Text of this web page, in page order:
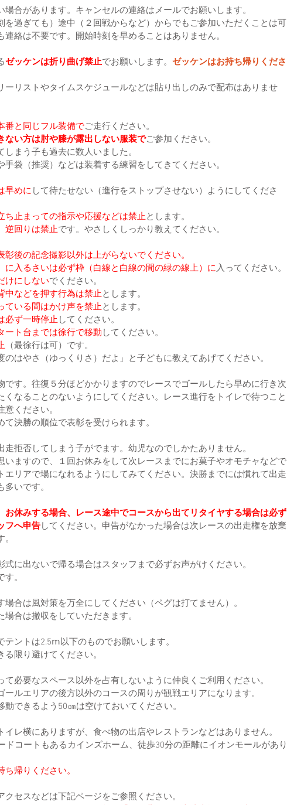
場合があります。キャンセルの連絡はメールでお願いします。
を過ぎても）途中（２回戦からなど）からでもご参加いただくことは可
連絡は不要です。開始時刻を早めることはありません。
ゼッケンは折り曲げ禁止でお願いします。 ゼッケンはお持ち帰りくださ
ーリストやタイムスケジュールなどは貼り出しのみで配布はありませ
番と同じフル装備でご走行ください。
ない方は肘や膝が露出しない服装でご参加ください。
まう子も過去に数人いました。
手袋（推奨）などは装着する練習をしてきてください。
早めに して待たせない（進行をストップさせない）ようにしてくださ
ち止まっての指示や応援などは禁止とします。
逆回りは禁止です。やさしくしっかり教えてください。
後の記念撮影以外は上がらないでください。
に入るさいは必ず枠（白線と白線の間の緑の線上）に入ってください。
けにしないでください。
中などを押す行為は禁止とします。
ている間はかけ声を禁止とします。
必ず一時停止してください。
ート台までは徐行で移動 してください。
（最徐行は可）です。
はやさ（ゆっくりさ）だよ」と子どもに教えてあげてください。
です。往復５分ほどかかりますのでレースでゴールしたら早めに行き次
くなることのないようにしてください。レース進行をトイレで待つこと
ください。
決勝の順位で表彰を受けられます。
走拒否してしまう子がでます。幼児なのでしかたありません。
いますので、１回お休みをして次レースまでにお菓子やオモチャなどで
エリアで場になれるようにしてみてください。決勝までには慣れて出走
いです。
お休みする場合、レース途中でコースから出てリタイヤする場合は必ず
フへ申告してください。申告がなかった場合は次レースの出走権を放棄
式に出ないで帰る場合はスタッフまで必ずお声がけください。
。
場合は風対策を万全にしてください（ペグは打てません）。
合は撤収をしていただきます。
ントは2.5ⅿ以下のものでお願いします。
限り避けてください。
て必要なスペース以外を占有しないように仲良くご利用ください。
ールエリアの後方以外のコースの周りが観戦エリアになります。
動できるよう50㎝は空けておいてください。
イレ横にありますが、食べ物の出店やレストランなどはありません。
ドコートもあるカインズホーム、徒歩30分の距離にイオンモールがあり
帰りください。
セスなどは下記ページをご参照ください。